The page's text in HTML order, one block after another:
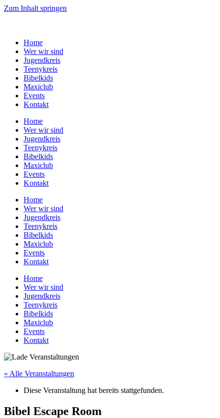
Zum Inhalt springen
Home
Wer wir sind
Jugendkreis
Teenykreis
Bibelkids
Maxiclub
Events
Kontakt
Home
Wer wir sind
Jugendkreis
Teenykreis
Bibelkids
Maxiclub
Events
Kontakt
Home
Wer wir sind
Jugendkreis
Teenykreis
Bibelkids
Maxiclub
Events
Kontakt
Home
Wer wir sind
Jugendkreis
Teenykreis
Bibelkids
Maxiclub
Events
Kontakt
« Alle Veranstaltungen
Diese Veranstaltung hat bereits stattgefunden.
Bibel Escape Room